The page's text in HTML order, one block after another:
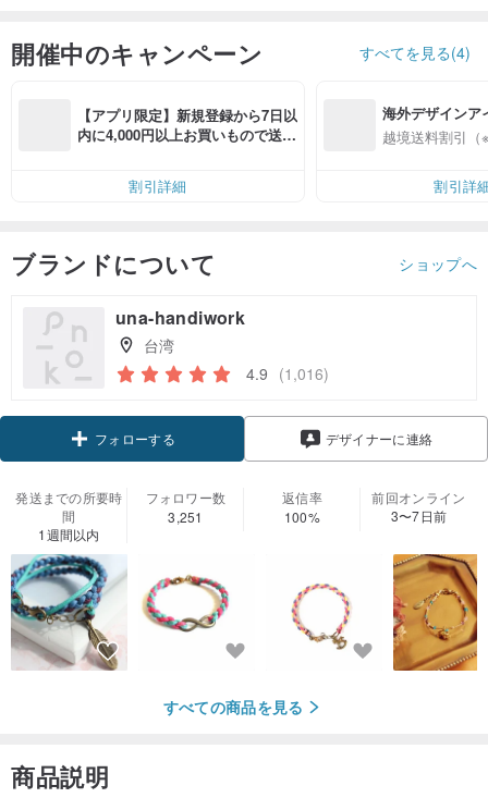
開催中のキャンペーン すべてを見る(4)
【アプリ限定】新規登録から7日以
内に4,000円以上お買いもので送料
割引詳細
海外デザインア
入
越境送料割引（
割引詳
ブランドについて ショップへ
una-handiwork
台湾
4.9 (1,016)
フォローする デザイナーに連絡
発送までの所要時
間
1週間以内
フォロワー数
3,251
返信率
100%
前回オンライン
3〜7日前
すべての商品を見る
商品説明